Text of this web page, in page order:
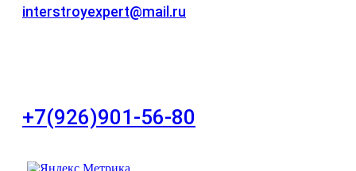
interstroyexpert@mail.ru
+7(926)901-56-80